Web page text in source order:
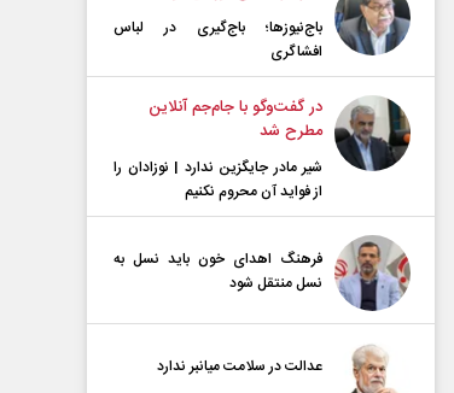
باج‌نیوزها؛ باج‌گیری در لباس
افشاگری
در گفت‌و‌گو با جام‌جم آنلاین
مطرح شد
شیر مادر جایگزین ندارد | نوزادان را
از فواید آن محروم نکنیم
فرهنگ اهدای خون باید نسل به
نسل منتقل شود
عدالت در سلامت میانبر ندارد